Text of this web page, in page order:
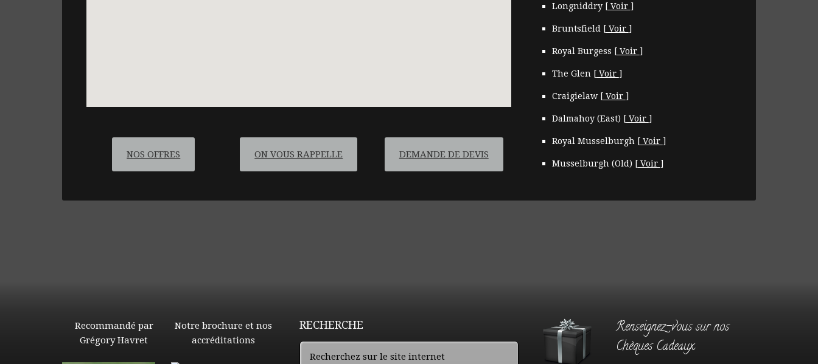
NOS OFFRES ON VOUS RAPPELLE DEMANDE DE DEVIS
Longniddry [Voir ]
Bruntsfield [Voir ]
Royal Burgess [Voir ]
The Glen [Voir ]
Craigielaw [Voir ]
Dalmahoy (East) [Voir ]
Royal Musselburgh [Voir ]
Musselburgh (Old) [Voir ]
Recommandé par
Grégory Havret
Notre brochure et nos
accréditations
RECHERCHE
Renseignez-vous sur nos
Chèques Cadeaux